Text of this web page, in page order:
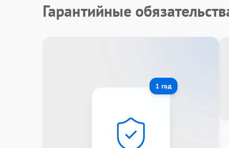
Гарантийные
1 год